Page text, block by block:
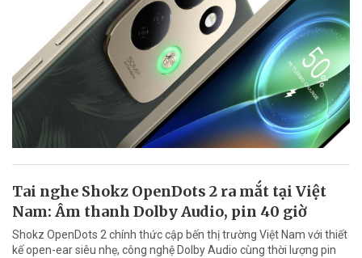
Tai nghe Shokz OpenDots 2 ra mắt tại Việt
Nam: Âm thanh Dolby Audio, pin 40 giờ
Shokz OpenDots 2 chính thức cập bến thị trường Việt Nam với thiết
kế open-ear siêu nhẹ, công nghệ Dolby Audio cùng thời lượng pin